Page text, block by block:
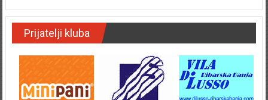
Prijatelji kluba